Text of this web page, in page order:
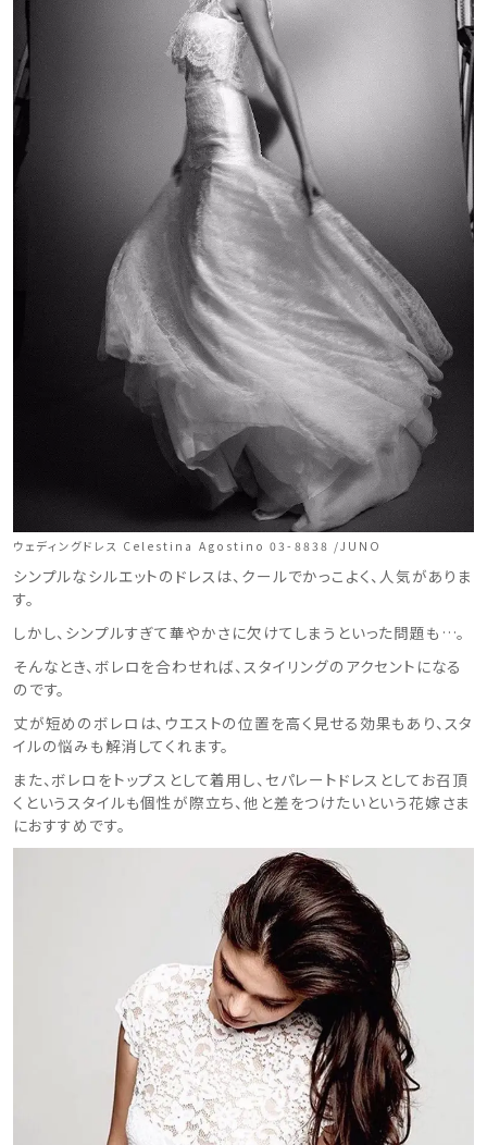
ウェディングマガジン
結婚式場を探す
フォトウエディング
神社結婚式 お問い合わせ
ウェディングドレス Celestina Agostino 03-8838 /JUNO
シンプルなシルエットのドレスは、クールでかっこよく、人気がありま
す。
しかし、シンプルすぎて華やかさに欠けてしまうといった問題も…。
そんなとき、ボレロを合わせれば、スタイリングのアクセントになる
のです。
丈が短めのボレロは、ウエストの位置を高く見せる効果もあり、スタ
イルの悩みも解消してくれます。
また、ボレロをトップスとして着用し、セパレートドレスとしてお召頂
くというスタイルも個性が際立ち、他と差をつけたいという花嫁さま
におすすめです。